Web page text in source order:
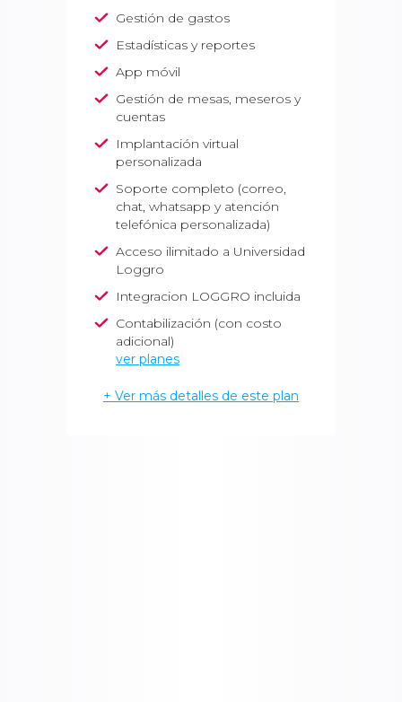
Gestión de gastos
Estadísticas y reportes
App móvil
Gestión de mesas, meseros y
cuentas
Implantación virtual
personalizada
Soporte completo (correo,
chat, whatsapp y atención
telefónica personalizada)
Acceso ilimitado a Universidad
Loggro
Integracion LOGGRO incluida
Contabilización (con costo
adicional)
ver planes
+ Ver más detalles de este plan